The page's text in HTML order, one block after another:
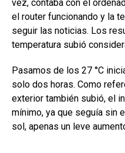
vez, contaba con el
el router funcionando y la
seguir las noticias. Los
temperatura subió
Pasamos de los 27 °C
solo dos horas. Como
exterior también subió, el
mínimo, ya que seguía sin
sol, apenas un leve